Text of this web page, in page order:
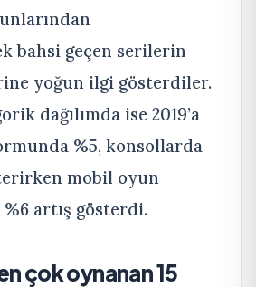
bahsi geçen serilerin
yoğun ilgi gösterdiler.
dağılımda ise 2019’a
%5, konsollarda
mobil oyun
artış gösterdi.
çok oynanan 15